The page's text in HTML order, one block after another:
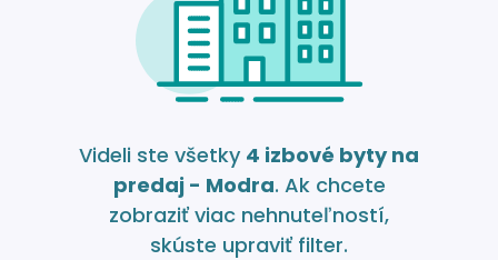
Videli ste všetky 4 izbové byty na
predaj - Modra. Ak chcete
zobraziť viac nehnuteľností,
skúste upraviť filter.